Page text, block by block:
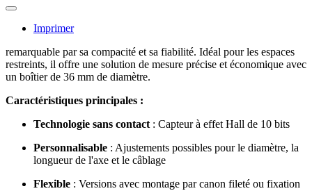
Imprimer
remarquable par sa compacité et sa fiabilité. Idéal pour les espaces
restreints, il offre une solution de mesure précise et économique avec
un boîtier de 36 mm de diamètre.
Caractéristiques principales :
Technologie sans contact : Capteur à effet Hall de 10 bits
Personnalisable : Ajustements possibles pour le diamètre, la
longueur de l'axe et le câblage
Flexible : Versions avec montage par canon fileté ou fixation